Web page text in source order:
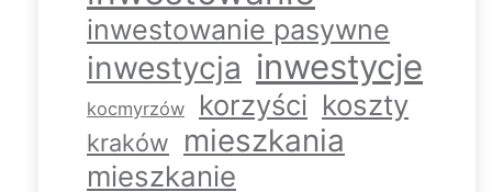
inwestowanie pasywne
inwestycja inwestycje
kocmyrzów korzyści koszty
kraków mieszkania
mieszkanie